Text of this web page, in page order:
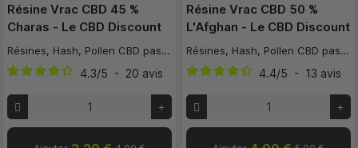
Résine Vrac CBD 45 %
Charas - Le CBD Discount
Résines, Hash, Pollen CBD pas cher
4.3/5 - 20 avis
Résine Vrac CBD 50 %
L'Afghan - Le CBD Discount
Résines, Hash, Pollen CBD pas cher
4.4/5 - 13 avis